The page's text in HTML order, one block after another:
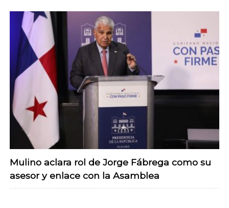
Mulino aclara rol de Jorge Fábrega como su
asesor y enlace con la Asamblea